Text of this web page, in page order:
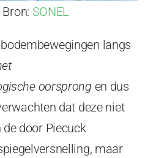
SONEL
langs
oorsprong en dus
dat deze niet
door Piecuck
maar